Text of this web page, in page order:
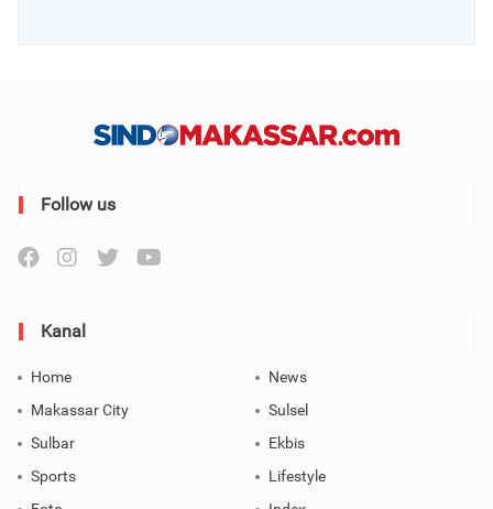
Follow us
Kanal
Home
News
Makassar City
Sulsel
Sulbar
Ekbis
Sports
Lifestyle